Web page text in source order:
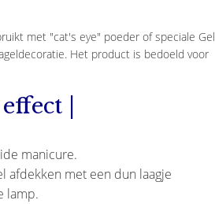
met "cat's eye" poeder of speciale Gel
Het product is bedoeld voor
|
manicure.
afdekken met een dun laagje
lamp.